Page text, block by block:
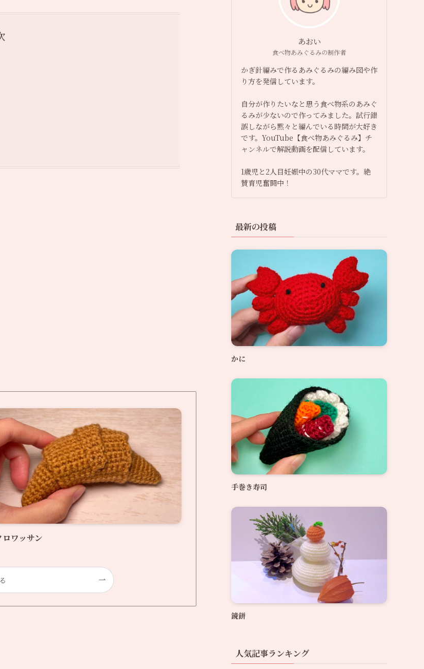
ロワッサン
あおい
食べ物あみぐるみの制作者
かぎ針編みで作るあみぐるみの編み図や作
り方を発信しています。
自分が作りたいなと思う食べ物系のあみぐ
るみが少ないので作ってみました。試行錯
誤しながら黙々と編んでいる時間が大好き
です。YouTube【食べ物あみぐるみ】チ
ャンネルで解説動画を配信しています。
1歳児と2人目妊娠中の30代ママです。絶
賛育児奮闘中！
最新の投稿
かに
手巻き寿司
鏡餅
人気記事ランキング